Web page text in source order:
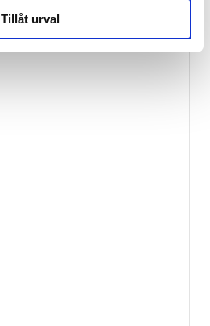
Tillåt urval